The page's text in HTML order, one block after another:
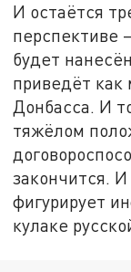
И остаётся
перспективе
будет
приведёт как
Донбасса. И
тяжёлом
закончится.
фигурирует
кулаке